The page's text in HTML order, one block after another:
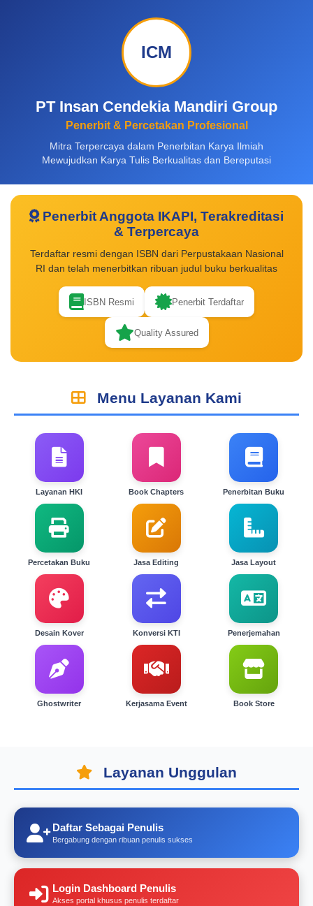
ICM
PT Insan Cendekia Mandiri Group
Penerbit & Percetakan Profesional
Mitra Terpercaya dalam Penerbitan Karya Ilmiah
Mewujudkan Karya Tulis Berkualitas dan Bereputasi
Penerbit Anggota IKAPI, Terakreditasi
& Terpercaya
Terdaftar resmi dengan ISBN dari Perpustakaan Nasional
RI dan telah menerbitkan ribuan judul buku berkualitas
ISBN Resmi Penerbit Terdaftar
Quality Assured
Menu Layanan Kami
Layanan HKI Book Chapters Penerbitan Buku
Percetakan Buku Jasa Editing Jasa Layout
Desain Kover Konversi KTI Penerjemahan
Ghostwriter Kerjasama Event Book Store
Layanan Unggulan
Daftar Sebagai Penulis
Bergabung dengan ribuan penulis sukses
Login Dashboard Penulis
Akses portal khusus penulis terdaftar